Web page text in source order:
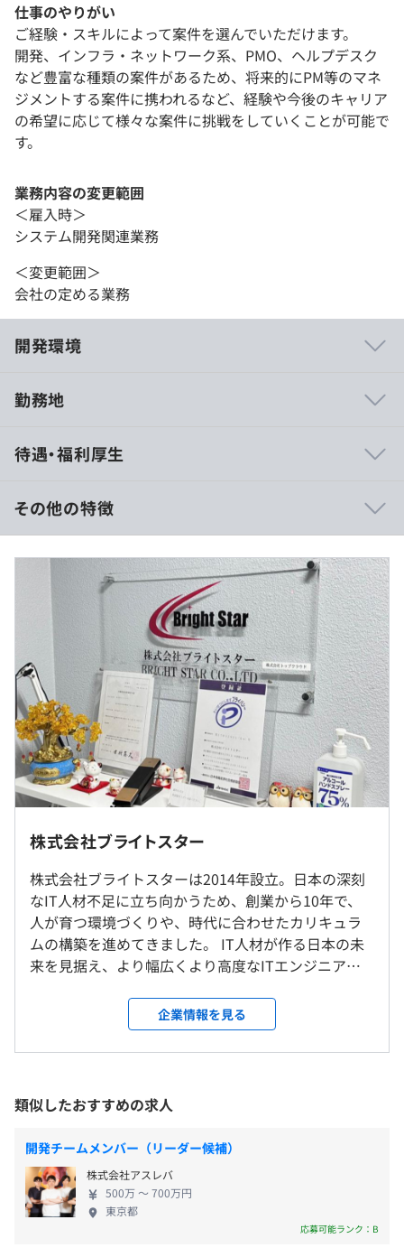
仕事のやりがい
ご経験・スキルによって案件を選んでいただけます。
開発、インフラ・ネットワーク系、PMO、ヘルプデスク
など豊富な種類の案件があるため、将来的にPM等のマネ
ジメントする案件に携われるなど、経験や今後のキャリア
の希望に応じて様々な案件に挑戦をしていくことが可能で
す。
業務内容の変更範囲
＜雇入時＞
システム開発関連業務
＜変更範囲＞
会社の定める業務
開発環境
・決済システムの開発
・社内人員管理システムの開発
・カーナビ開発
・銀行系システムの取引サービスの更新
・自社講師による研修
・図書制度
・資格支援制度
・勉強会
●言語：Java、.Net、C#、ASP、VB、C/VC++、Perl、
UnixC/C++、Delphi、Android、objective-c、COBOL、
XML、UML、JavaScript、PHP
●OS：Windows、UNIX、Linux
●データベース：Oracle、SQL Server、DB2、
評価シートあり(現場の評価5割、自社人事評価5割）
勤務地
就業場所の変更範囲
東京本社、首都圏エリアの常駐先、および自宅
＜変更範囲＞
会社の定める場所
受動喫煙防止措置に関する事項
待遇・福利厚生
年収：300～900万
給与形態 年俸制 (250,000～750,000円/月)
※経験・スキルを十分考慮の上で入社前に提示致します。
※待機期間が発生した場合は６割を支給
固定残業手当45H/月 70,000～150,000円を上記月給に含
（固定残業時間を超過した場合は別途支給する）
（※想定年収は年収提示額を保証するものではありません）
実働8時間（但しプロジェクトにより変動） 1ケ月単位
の変形労働時間制を採用することがある
休憩時間：1時間※プロジェクトにより変更あり
平均残業時間：10時間以下（2024年度実績）
・慶弔休暇、夏季休暇、年末年始休暇
・交通費全額支給
その他の特徴
株式会社ブライトスター
株式会社ブライトスターは2014年設立。日本の深刻
なIT人材不足に立ち向かうため、創業から10年で、
人が育つ環境づくりや、時代に合わせたカリキュラ
ムの構築を進めてきました。 IT人材が作る日本の未
来を見据え、より幅広くより高度なITエンジニアの
以上/豊富な案件から自分の理想的な案件を選択出来
ます】 当社は高い営業力によって続々と案件獲得に
成功しています。様々な使用言語の開発プロジェクト
程の案件まで多種多様です。そのため、スキルや希望
に合わせて、理想的な案件を豊富なオファーの中か
ら選択できます。 【現場エンジニアへの充実サポー
ト】 元現場出身の社長が設立させたエンジニア第一
主義の会社です。「キャリアアップ重視」や「ワーク
ライフバランス重視」など、1人1人の個性や仕事へ
の考え方を尊重しています。もしもお客様先で問題が
企業情報を見る
類似したおすすめの求人
開発チームメンバー（リーダー候補）
株式会社アスレバ
500万 〜 700万円
東京都
応募可能ランク：B